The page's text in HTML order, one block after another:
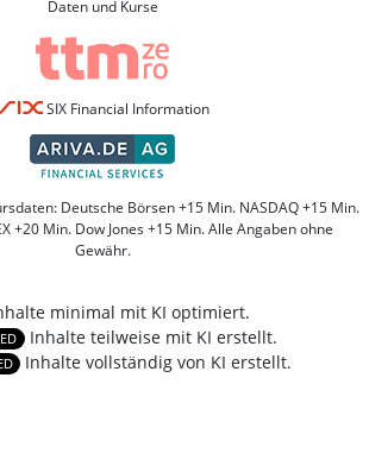
Daten und Kurse
SIX Financial Information
Deutsche Börsen +15 Min. NASDAQ +15 Min.
+20 Min. Dow Jones +15 Min. Alle Angaben ohne
Gewähr.
minimal mit KI optimiert.
Inhalte teilweise mit KI erstellt.
Inhalte vollständig von KI erstellt.